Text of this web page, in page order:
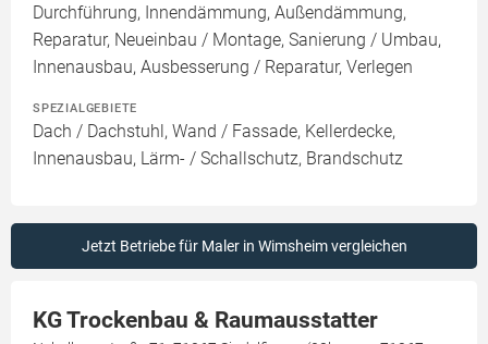
Durchführung, Innendämmung, Außendämmung,
Reparatur, Neueinbau / Montage, Sanierung / Umbau,
Innenausbau, Ausbesserung / Reparatur, Verlegen
SPEZIALGEBIETE
Dach / Dachstuhl, Wand / Fassade, Kellerdecke,
Innenausbau, Lärm- / Schallschutz, Brandschutz
Jetzt Betriebe für Maler in Wimsheim vergleichen
KG Trockenbau & Raumausstatter